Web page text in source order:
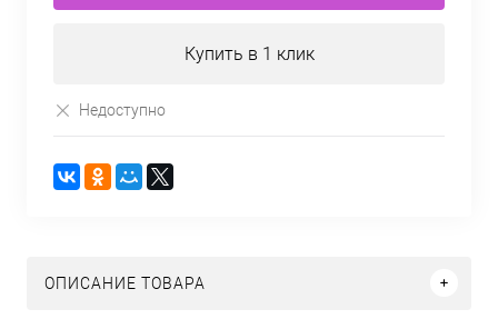
Купить в 1 клик
Недоступно
ОПИСАНИЕ ТОВАРА